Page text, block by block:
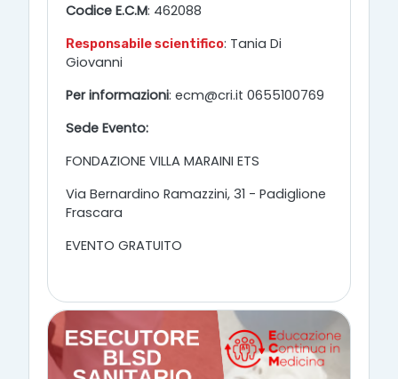
Codice E.C.M: 462088
Responsabile scientifico: Tania Di
Giovanni
Per informazioni: ecm@cri.it 0655100769
Sede Evento:
FONDAZIONE VILLA MARAINI ETS
Via Bernardino Ramazzini, 31 - Padiglione
Frascara
EVENTO GRATUITO